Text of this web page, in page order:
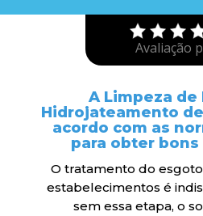
Avaliação
A Limpeza de
Hidrojateamento
acordo com as
para obter
O tratamento do
estabelecimentos é
sem essa etapa, o